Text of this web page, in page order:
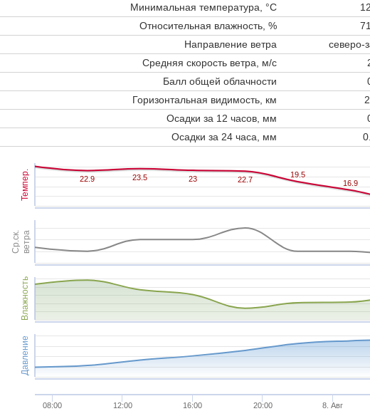
Минимальная температура, °C
Относительная влажность, %
Направление ветра
северо-
Средняя скорость ветра, м/с
Балл общей облачности
Горизонтальная видимость, км
Осадки за 12 часов, мм
Осадки за 24 часа, мм
Темпер.
Ср.ск.ветра
Влажность
Давление
22.9
22.9 23.5
23.5 23
23 22.7
22.7
19.5
19.5
16.9
16.9
08:00 12:00 16:00 20:00 8. Авг